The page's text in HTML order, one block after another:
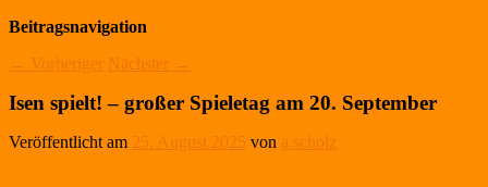
Beitragsnavigation
← Vorheriger Nächster →
Isen spielt! – großer Spieletag am 20. September
Veröffentlicht am 25. August 2025 von a.scholz